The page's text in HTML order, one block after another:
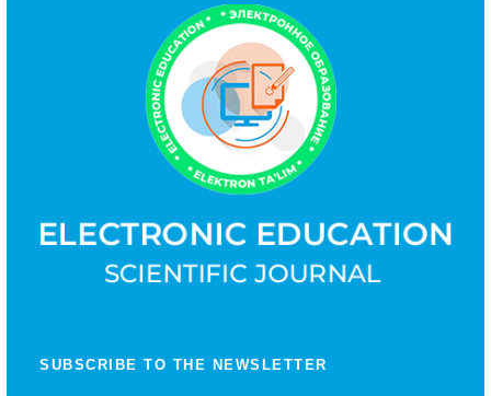
SUBSCRIBE TO THE NEWSLETTER